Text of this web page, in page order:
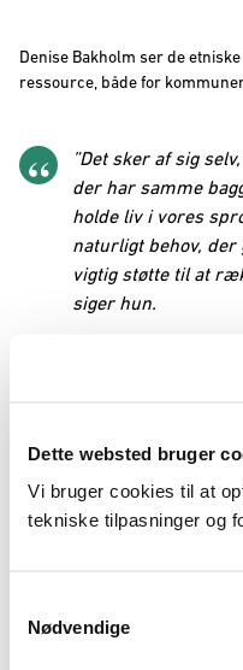
Dette websted bruger
Vi bruger cookies til at
tekniske tilpasninger og
Nødvendige
Denise Bakholm ser de
ressource, både for
”Det sker af sig
der har samme
holde liv i vores
naturligt behov,
vigtig støtte til at
siger hun.
”Her skal der en hjælpende
Bakholm.
større viden om andre